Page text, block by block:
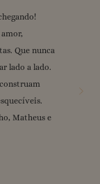
Que nunca
lado a lado.
Matheus e
demais,
pelo
amamos
repleta de
vocês e
Sempre
fase da
amamos!